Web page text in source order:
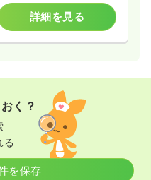
詳細を見る
く？
る
を保存